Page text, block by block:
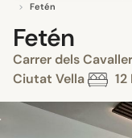
Fetén
Fetén
Carrer dels
Ciutat Vella